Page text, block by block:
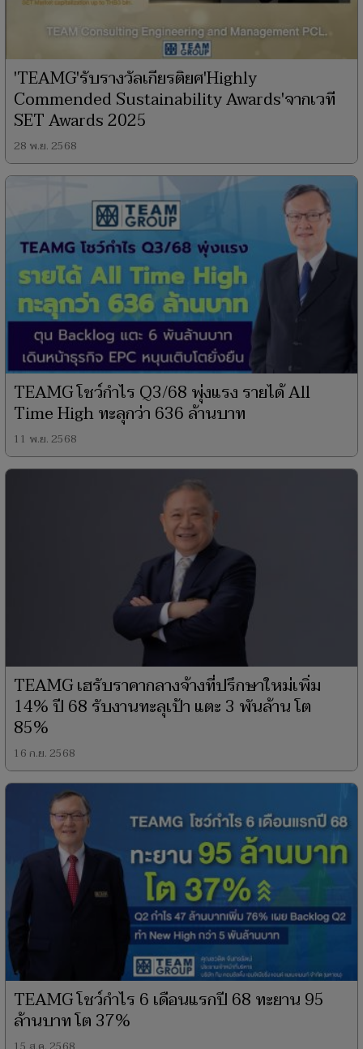
'TEAMG'รับรางวัลเกียรติยศ'Highly
Commended Sustainability Awards'จากเวที
SET Awards 2025
28 พ.ย. 2568
TEAMG โชว์กำไร Q3/68 พุ่งแรง รายได้ All
Time High ทะลุกว่า 636 ล้านบาท
11 พ.ย. 2568
TEAMG เฮรับราคากลางจ้างที่ปรึกษาใหม่เพิ่ม
14% ปี 68 รับงานทะลุเป้า แตะ 3 พันล้าน โต
85%
16 ก.ย. 2568
TEAMG โชว์กำไร 6 เดือนแรกปี 68 ทะยาน 95
ล้านบาท โต 37%